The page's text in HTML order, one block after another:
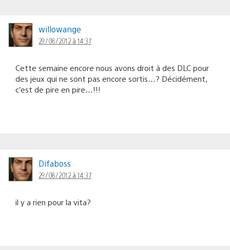
willowange
29/08/2012 à 14:37
Cette semaine encore nous avons droit à des DLC pour
des jeux qui ne sont pas encore sortis…? Décidément,
c’est de pire en pire…!!!
Difaboss
29/08/2012 à 14:37
il y a rien pour la vita?